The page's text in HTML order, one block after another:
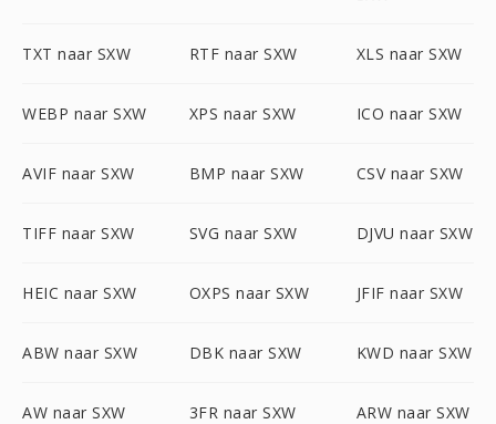
TXT naar SXW RTF naar SXW XLS naar SXW
WEBP naar SXW XPS naar SXW ICO naar SXW
AVIF naar SXW BMP naar SXW CSV naar SXW
TIFF naar SXW SVG naar SXW DJVU naar SXW
HEIC naar SXW OXPS naar SXW JFIF naar SXW
ABW naar SXW DBK naar SXW KWD naar SXW
AW naar SXW 3FR naar SXW ARW naar SXW